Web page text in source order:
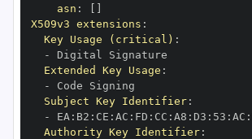
asn :
X509v3 extensions :
Key Usage (critical) :
-
Extended Key Usage :
-
Subject Key Identifier:
-
EA : B2 : CE : AC : FD : CC : A8 : D3 : 53 : AC :
Authority Key Identifier: